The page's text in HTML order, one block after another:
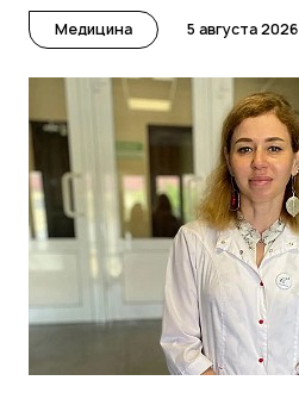
Медицина 5 августа 2026